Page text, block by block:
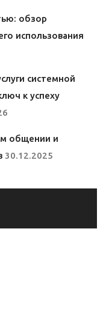
обзор
использования
системной
к успеху
общении и
30.12.2025